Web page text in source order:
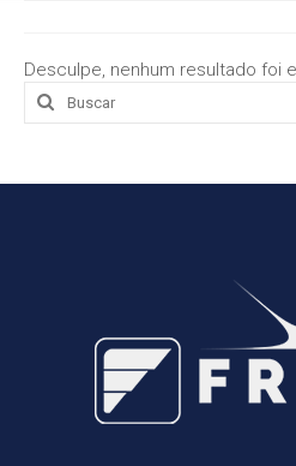
Soluções para
de Energia
Normas Técnicas
Atendimento
Desculpe, nenhum resultado foi
Buscar
por: